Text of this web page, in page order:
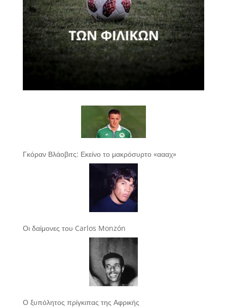
Γκόραν Βλάοβιτς: Εκείνο το μακρόσυρτο «αααχ»
Οι δαίμονες του Carlos Monzón
Ο ξυπόλητος πρίγκιπας της Αφρικής